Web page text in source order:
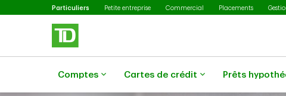
Passer au contenu principal
Particuliers Sélectionné
Petite entreprise Commercial Placements
Comptes Cartes de crédit Prêts